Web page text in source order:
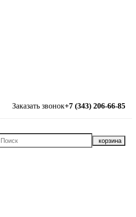
Заказать звонок+7 (343) 206-66-85
корзина